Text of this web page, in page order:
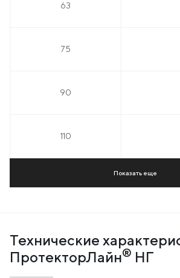
63
75
90
110
Показать еще
Технические
ПротекторЛайн® НГ